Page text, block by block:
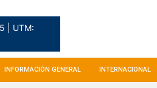
| UTM:
INFORMACIÓN GENERAL INTERNACIONAL